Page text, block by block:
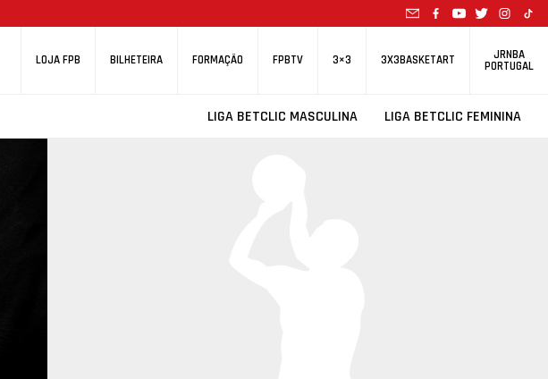
LOJA FPB BILHETEIRA FORMAÇÃO FPBTV 3×3 3X3BASKETART JRNBA
PORTUGAL
LIGA BETCLIC MASCULINA LIGA BETCLIC FEMININA